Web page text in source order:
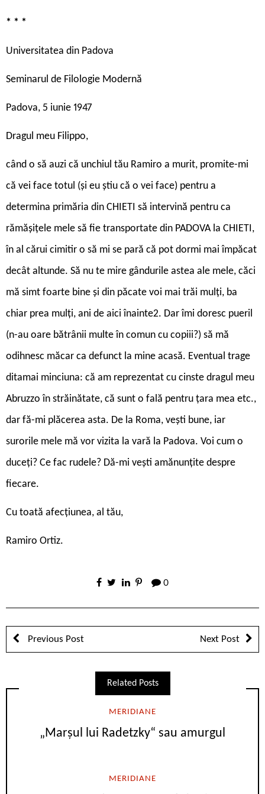
* * *
Universitatea din Padova
Seminarul de Filologie Modernă
Padova, 5 iunie 1947
Dragul meu Filippo,
când o să auzi că unchiul tău Ramiro a murit, promite-mi
că vei face totul (și eu știu că o vei face) pentru a
determina primăria din CHIETI să intervină pentru ca
rămășițele mele să fie transportate din PADOVA la CHIETI,
în al cărui cimitir o să mi se pară că pot dormi mai împăcat
decât altunde. Să nu te mire gândurile astea ale mele, căci
mă simt foarte bine și din păcate voi mai trăi mulți, ba
chiar prea mulți, ani de aici înainte2. Dar îmi doresc pueril
(n-au oare bătrânii multe în comun cu copiii?) să mă
odihnesc măcar ca defunct la mine acasă. Eventual trage
ditamai minciuna: că am reprezentat cu cinste dragul meu
Abruzzo în străinătate, că sunt o fală pentru țara mea etc.,
dar fă-mi plăcerea asta. De la Roma, vești bune, iar
surorile mele mă vor vizita la vară la Padova. Voi cum o
duceți? Ce fac rudele? Dă-mi vești amănunțite despre
fiecare.
Cu toată afecțiunea, al tău,
Ramiro Ortiz.
0
Previous Post Next Post
Related Posts
MERIDIANE
„Marşul lui Radetzky“ sau amurgul
MERIDIANE